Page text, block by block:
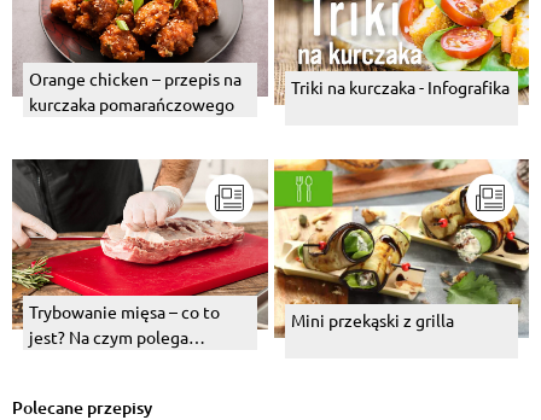
Orange chicken – przepis na
kurczaka pomarańczowego
Triki na kurczaka - Infografika
Trybowanie mięsa – co to
jest? Na czym polega
Mini przekąski z grilla
Polecane przepisy